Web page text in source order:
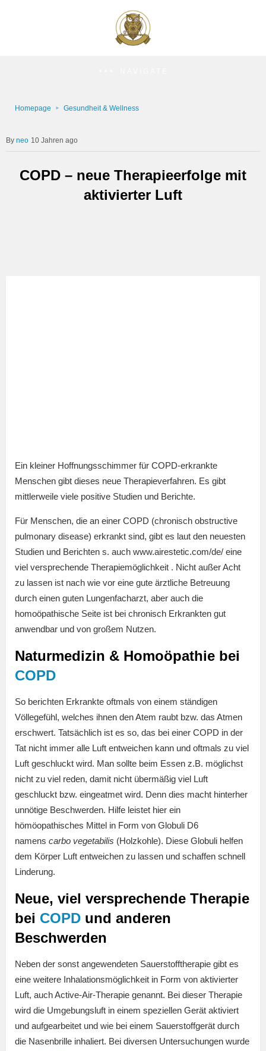
Homepage Gesundheit & Wellness
neo 10 Jahren ago
COPD – neue Therapieerfolge mit
aktivierter Luft
Ein kleiner Hoffnungsschimmer für COPD-erkrankte
Menschen gibt dieses neue Therapieverfahren. Es gibt
mittlerweile viele positive Studien und Berichte.
Für Menschen, die an einer COPD (chronisch obstructive
pulmonary disease) erkrankt sind, gibt es laut den neuesten
Studien und Berichten s. auch www.airestetic.com/de/ eine
viel versprechende Therapiemöglichkeit . Nicht außer Acht
zu lassen ist nach wie vor eine gute ärztliche Betreuung
durch einen guten Lungenfacharzt, aber auch die
homoöpathische Seite ist bei chronisch Erkrankten gut
anwendbar und von großem Nutzen.
Naturmedizin & Homoöpathie bei
COPD
So berichten Erkrankte oftmals von einem ständigen
Völlegefühl, welches ihnen den Atem raubt bzw. das Atmen
erschwert. Tatsächlich ist es so, das bei einer COPD in der
Tat nicht immer alle Luft entweichen kann und oftmals zu viel
Luft geschluckt wird. Man sollte beim Essen z.B. möglichst
nicht zu viel reden, damit nicht übermäßig viel Luft
geschluckt bzw. eingeatmet wird. Denn dies macht hinterher
unnötige Beschwerden. Hilfe leistet hier ein
hömöopathisches Mittel in Form von Globuli D6
namens carbo vegetabilis (Holzkohle). Diese Globuli helfen
dem Körper Luft entweichen zu lassen und schaffen schnell
Linderung.
Neue, viel versprechende Therapie
bei COPD und anderen
Beschwerden
Neben der sonst angewendeten Sauerstofftherapie gibt es
eine weitere Inhalationsmöglichkeit in Form von aktivierter
Luft, auch Active-Air-Therapie genannt. Bei dieser Therapie
wird die Umgebungsluft in einem speziellen Gerät aktiviert
und aufgearbeitet und wie bei einem Sauerstoffgerät durch
die Nasenbrille inhaliert. Bei diversen Untersuchungen wurde